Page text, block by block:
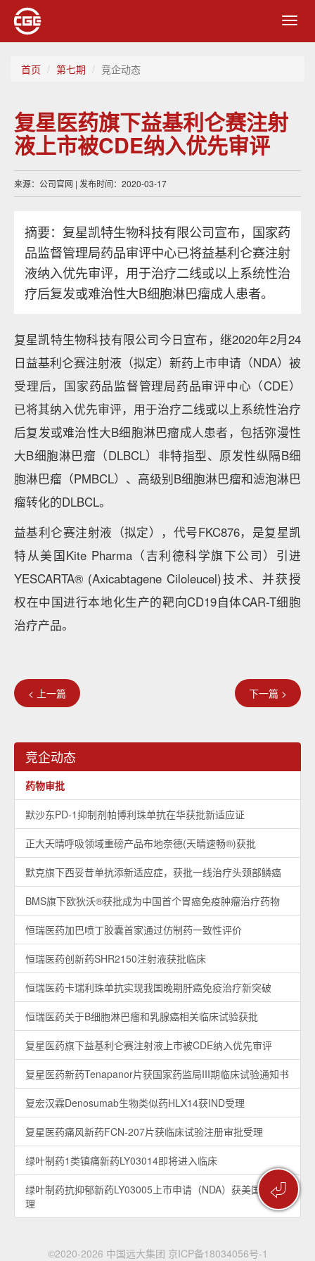
首页 第七期 竞企动态
⏎
复星医药旗下益基利仑赛注射
液上市被CDE纳入优先审评
来源：公司官网 | 发布时间：2020-03-17
摘要：复星凯特生物科技有限公司宣布，国家药
品监督管理局药品审评中心已将益基利仑赛注射
液纳入优先审评，用于治疗二线或以上系统性治
疗后复发或难治性大B细胞淋巴瘤成人患者。
复星凯特生物科技有限公司今日宣布，继2020年2月24
日益基利仑赛注射液（拟定）新药上市申请（NDA）被
受理后，国家药品监督管理局药品审评中心（CDE）
已将其纳入优先审评，用于治疗二线或以上系统性治疗
后复发或难治性大B细胞淋巴瘤成人患者，包括弥漫性
大B细胞淋巴瘤（DLBCL）非特指型、原发性纵隔B细
胞淋巴瘤（PMBCL）、高级别B细胞淋巴瘤和滤泡淋巴
瘤转化的DLBCL。
益基利仑赛注射液（拟定），代号FKC876，是复星凯
特从美国Kite Pharma（吉利德科学旗下公司）引进
YESCARTA® (Axicabtagene Ciloleucel)技术、并获授
权在中国进行本地化生产的靶向CD19自体CAR-T细胞
治疗产品。
< 上一篇 下一篇 >
竞企动态
药物审批
默沙东PD-1抑制剂帕博利珠单抗在华获批新适应证
正大天晴呼吸领域重磅产品布地奈德(天晴速畅®)获批
默克旗下西妥昔单抗添新适应症，获批一线治疗头颈部鳞癌
BMS旗下欧狄沃®获批成为中国首个胃癌免疫肿瘤治疗药物
恒瑞医药加巴喷丁胶囊首家通过仿制药一致性评价
恒瑞医药创新药SHR2150注射液获批临床
恒瑞医药卡瑞利珠单抗实现我国晚期肝癌免疫治疗新突破
恒瑞医药关于B细胞淋巴瘤和乳腺癌相关临床试验获批
复星医药旗下益基利仑赛注射液上市被CDE纳入优先审评
复星医药新药Tenapanor片获国家药监局III期临床试验通知书
复宏汉霖Denosumab生物类似药HLX14获IND受理
复星医药痛风新药FCN-207片获临床试验注册审批受理
绿叶制药1类镇痛新药LY03014即将进入临床
绿叶制药抗抑郁新药LY03005上市申请（NDA）获美国FDA受
理
©2020-2026 中国远大集团 京ICP备18034056号-1